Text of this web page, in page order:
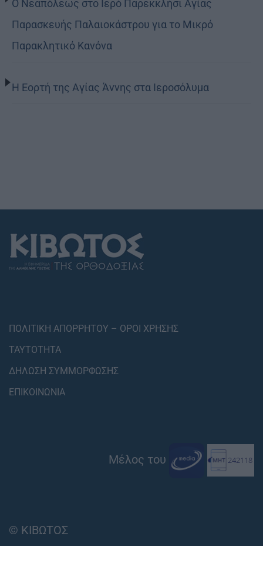
Ο Νεαπόλεως στο Ιερό Παρεκκλήσι Αγίας
Παρασκευής Παλαιοκάστρου για το Μικρό
Παρακλητικό Κανόνα
Η Εορτή της Αγίας Άννης στα Ιεροσόλυμα
ΠΟΛΙΤΙΚΗ ΑΠΟΡΡΗΤΟΥ – ΟΡΟΙ ΧΡΗΣΗΣ
ΤΑΥΤΟΤΗΤΑ
ΔΗΛΩΣΗ ΣΥΜΜΟΡΦΩΣΗΣ
ΕΠΙΚΟΙΝΩΝΙΑ
Μέλος του
© ΚΙΒΩΤΟΣ